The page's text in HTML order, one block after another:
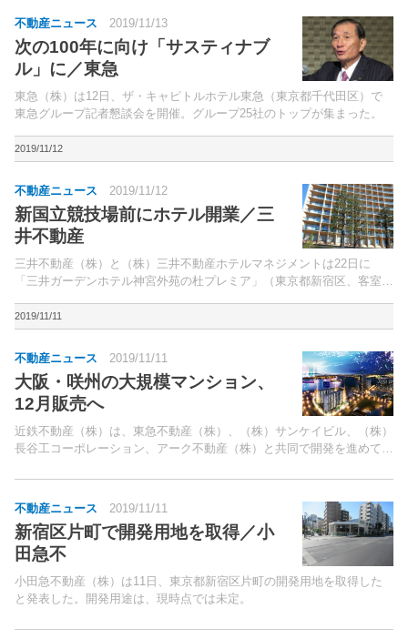
不動産ニュース 2019/11/13
次の100年に向け「サスティナブ
ル」に／東急
東急（株）は12日、ザ・キャピトルホテル東急（東京都千代田区）で
東急グループ記者懇談会を開催。グループ25社のトップが集まった。
2019/11/12
不動産ニュース 2019/11/12
新国立競技場前にホテル開業／三
井不動産
三井不動産（株）と（株）三井不動産ホテルマネジメントは22日に
「三井ガーデンホテル神宮外苑の杜プレミア」（東京都新宿区、客室数
2019/11/11
不動産ニュース 2019/11/11
大阪・咲州の大規模マンション、
12月販売へ
近鉄不動産（株）は、東急不動産（株）、（株）サンケイビル、（株）
長谷工コーポレーション、アーク不動産（株）と共同で開発を進めてき
戸数330戸）の1期販売を、12月にも開始する。同物...
不動産ニュース 2019/11/11
新宿区片町で開発用地を取得／小
田急不
小田急不動産（株）は11日、東京都新宿区片町の開発用地を取得した
と発表した。開発用途は、現時点では未定。